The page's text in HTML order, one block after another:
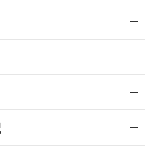
で非含有を証明す
非含有を証明する
ル酸エステル類４
了までの期間は出
の在庫切替を完了
のことがない限
割愛しておりま